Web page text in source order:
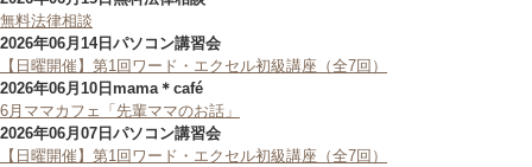
無料法律相談
2026年06月14日 パソコン講習会
【日曜開催】第1回ワード・エクセル初級講座（全7回）
2026年06月10日 mama＊café
6月ママカフェ「先輩ママのお話」
2026年06月07日 パソコン講習会
【日曜開催】第1回ワード・エクセル初級講座（全7回）